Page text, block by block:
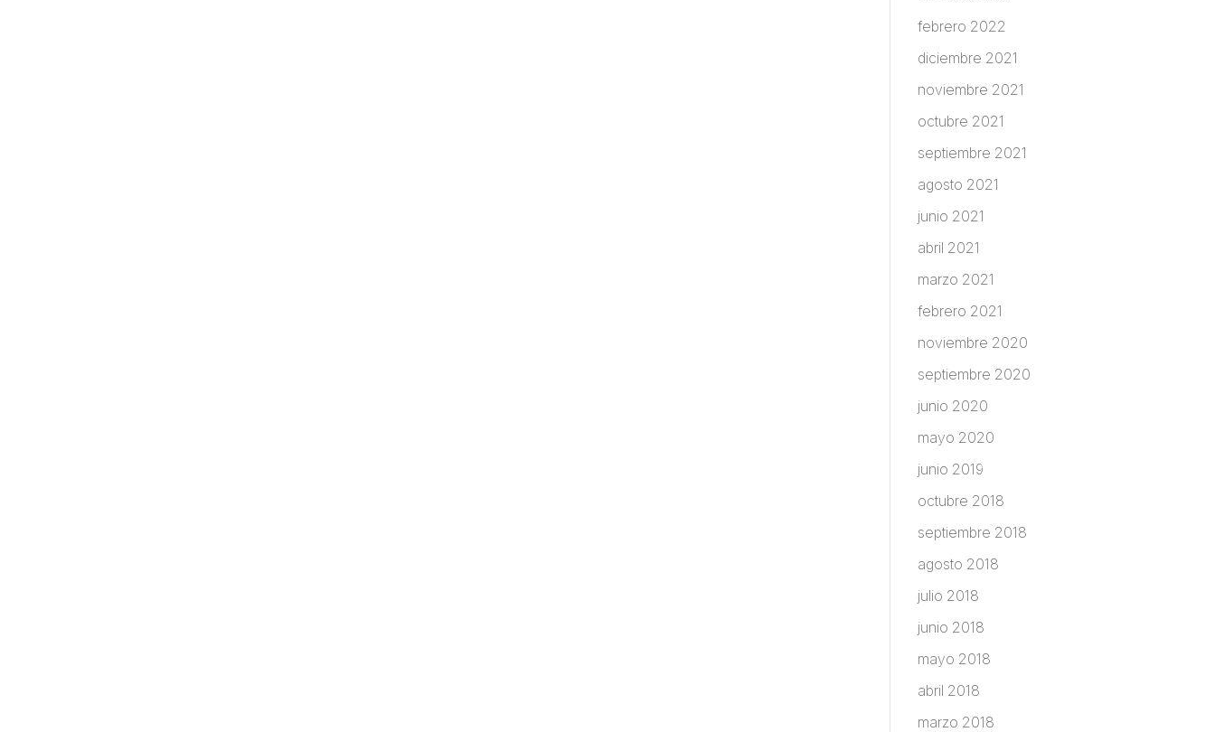
febrero 2022
diciembre 2021
noviembre 2021
octubre 2021
septiembre 2021
agosto 2021
junio 2021
abril 2021
marzo 2021
febrero 2021
noviembre 2020
septiembre 2020
junio 2020
mayo 2020
junio 2019
octubre 2018
septiembre 2018
agosto 2018
julio 2018
junio 2018
mayo 2018
abril 2018
marzo 2018